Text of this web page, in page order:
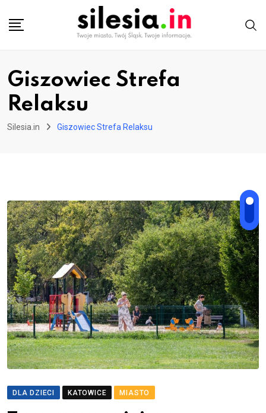
Giszowiec Strefa
Relaksu
Silesia.in Giszowiec Strefa Relaksu
DLA DZIECI KATOWICE MIASTO